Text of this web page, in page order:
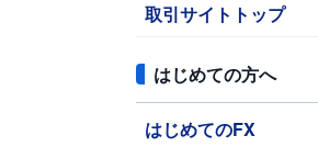
取引サイトトップ
はじめての方へ
はじめてのFX